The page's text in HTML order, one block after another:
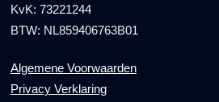
KvK: 73221244
BTW: NL859406763B01
Algemene Voorwaarden
Privacy Verklaring